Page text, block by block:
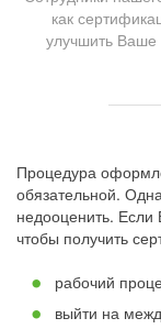
как
улучшить Ваше
Процедура
обязательной.
недооценить.
чтобы получить
рабочий
выйти на